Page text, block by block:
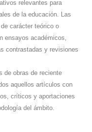
relevantes para
de la educación. Las
carácter teórico o
ensayos académicos,
contrastadas y revisiones
de obras de reciente
aquellos artículos con
críticos y aportaciones
del ámbito.